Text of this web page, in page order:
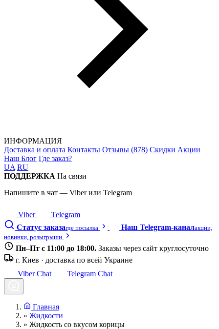
ИНФОРМАЦИЯ
Доставка и оплата Контакты Отзывы (878) Скидки Акции
Наш Блог Где заказ?
UA RU
ПОДДЕРЖКА На связи
Напишите в чат — Viber или Telegram
Viber
Telegram
Статус заказагде посылка Наш Telegram-каналакции,
новинки, розыгрыши
Пн–Пт с 11:00 до 18:00. Заказы через сайт круглосуточно
г. Киев · доставка по всей Украине
Viber Chat
Telegram Chat
Главная
» Жидкости
» Жидкость со вкусом корицы